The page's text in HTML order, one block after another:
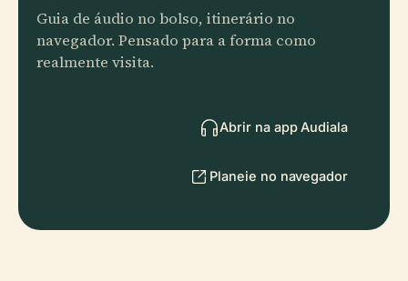
Guia de áudio no bolso, itinerário no
navegador. Pensado para a forma como
realmente visita.
Abrir na app Audiala
Planeie no navegador